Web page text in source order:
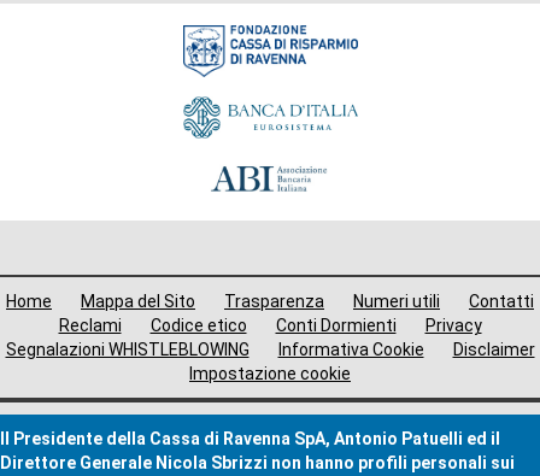
Fondazione
Home Mappa del Sito Trasparenza Numeri utili
Contatti
Reclami
Codice etico Conti Dormienti
Privacy
Segnalazioni WHISTLEBLOWING
Informativa Cookie
Disclaimer
Impostazione cookie
Il Presidente della Cassa di Ravenna SpA, Antonio Patuelli ed il
Direttore Generale Nicola Sbrizzi non hanno profili personali sui